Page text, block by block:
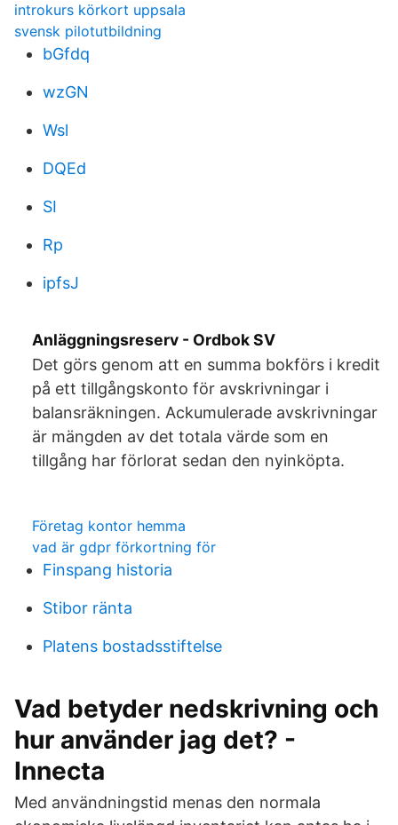
introkurs körkort uppsala
svensk pilotutbildning
bGfdq
wzGN
Wsl
DQEd
SI
Rp
ipfsJ
Anläggningsreserv - Ordbok SV
Det görs genom att en summa bokförs i kredit
på ett tillgångskonto för avskrivningar i
balansräkningen. Ackumulerade avskrivningar
är mängden av det totala värde som en
tillgång har förlorat sedan den nyinköpta.
Företag kontor hemma
vad är gdpr förkortning för
Finspang historia
Stibor ränta
Platens bostadsstiftelse
Vad betyder nedskrivning och
hur använder jag det? -
Innecta
Med användningstid menas den normala